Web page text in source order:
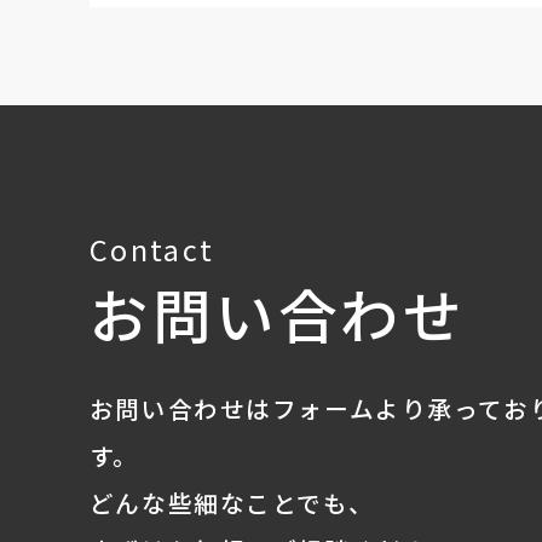
Contact
お問い合わせ
お問い合わせはフォームより承ってお
す。
どんな些細なことでも、